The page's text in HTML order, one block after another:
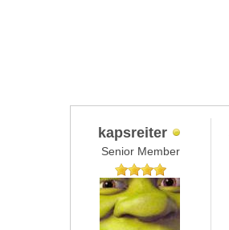
kapsreiter
Senior Member